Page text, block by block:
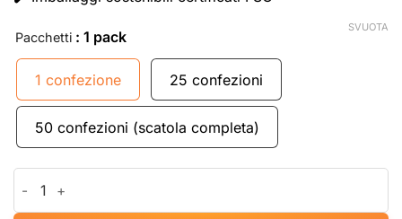
Pacchetti : 1 pack
1 confezione 25 confezioni
50 confezioni (scatola completa)
SVUOTA